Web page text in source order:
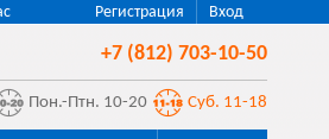
Регистрация Вход
+7 (812) 703-10-50
Пон.-Птн. 10-20 Суб. 11-18